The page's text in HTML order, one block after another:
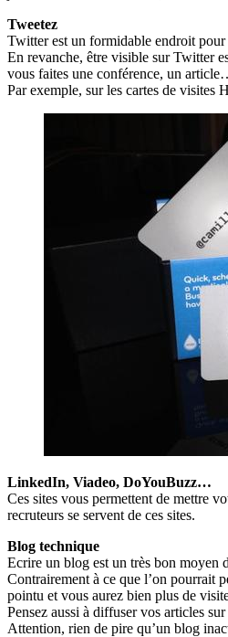
Tweetez
Twitter est un formidable endroit
En revanche, être visible sur Twitter
vous faites une conférence, un
Par exemple, sur les cartes de visites
LinkedIn, Viadeo, DoYouBuzz…
Ces sites vous permettent de mettre
recruteurs se servent de ces sites.
Blog technique
Ecrire un blog est un très bon moyen
Contrairement à ce que l’on pourrait
pointu et vous aurez bien plus de
Pensez aussi à diffuser vos articles
Attention, rien de pire qu’un blog